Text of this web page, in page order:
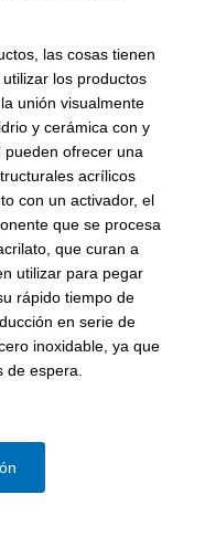
las cosas tienen
los productos
unión visualmente
y cerámica con y
ofrecer una
acrílicos
con un activador, el
que se procesa
que curan a
utilizar para pegar
rápido tiempo de
en serie de
inoxidable, ya que
espera.